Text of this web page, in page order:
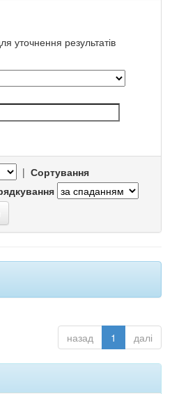
уточнення результатів
| Сортування
назад 1 далі